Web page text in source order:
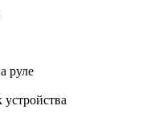
руле